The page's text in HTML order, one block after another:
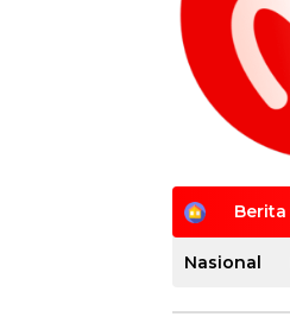
H
m
e
Berita
Nasional